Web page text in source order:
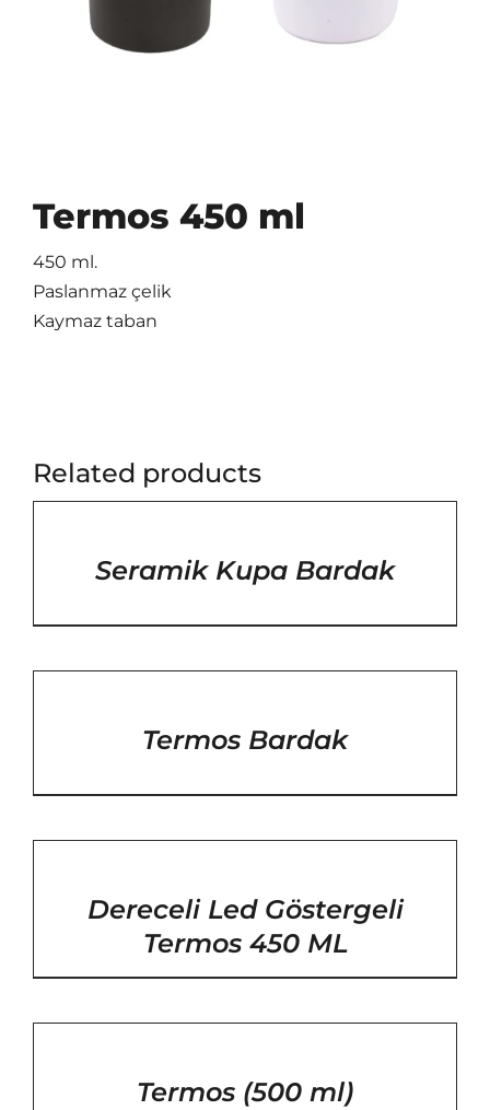
Termos 450 ml
450 ml.
Paslanmaz çelik
Kaymaz taban
Related products
Seramik Kupa Bardak
Termos Bardak
Dereceli Led Göstergeli
Termos 450 ML
Termos (500 ml)